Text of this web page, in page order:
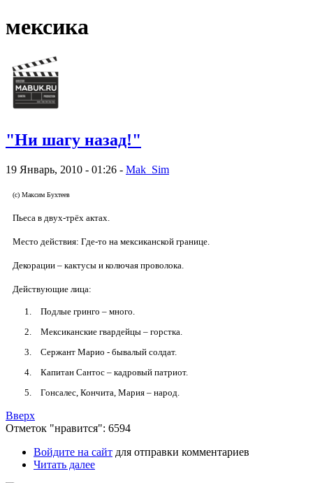
мексика
"Ни шагу назад!"
19 Январь, 2010 - 01:26 - Mak_Sim
(с) Максим Бухтеев
Пьеса в двух-трёх актах.
Место действия: Где-то на мексиканской границе.
Декорации – кактусы и колючая проволока.
Действующие лица:
Подлые гринго – много.
Мексиканские гвардейцы – горстка.
Сержант Марио - бывалый солдат.
Капитан Сантос – кадровый патриот.
Гонсалес, Кончита, Мария – народ.
Вверх
Отметок "нравится": 6594
Войдите на сайт для отправки комментариев
Читать далее